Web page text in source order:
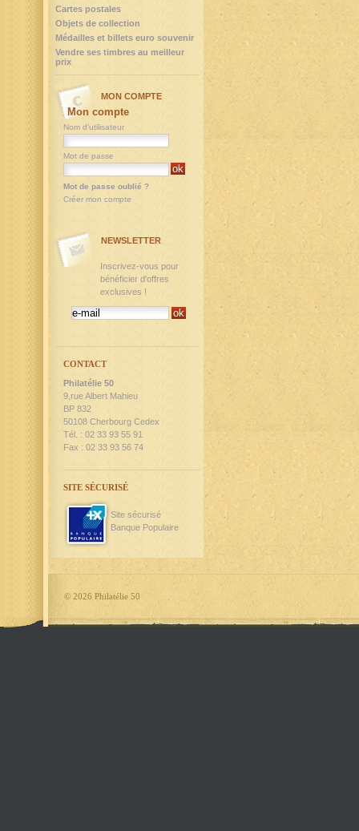
Cartes postales
Objets de collection
Médailles et billets euro souvenir
Vendre ses timbres au meilleur
prix
MON COMPTE
Mon compte
Nom d'utilisateur
Mot de passe
Mot de passe oublié ?
Créer mon compte
NEWSLETTER
Inscrivez-vous pour
bénéficier d'offres
exclusives !
CONTACT
Philatélie 50
9,rue Albert Mahieu
BP 832
50108 Cherbourg Cedex
Tél. : 02 33 93 55 91
Fax : 02 33 93 56 74
SITE SÉCURISÉ
Site sécurisé
Banque Populaire
© 2026 Philatélie 50